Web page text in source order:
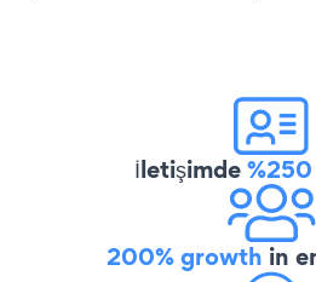
İletişimde
200% growth in